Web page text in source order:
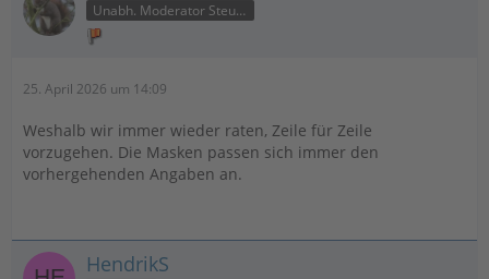
Unabh. Moderator Steuer
25. April 2026 um 14:09
Weshalb wir immer wieder raten, Zeile für Zeile
vorzugehen. Die Masken passen sich immer den
vorhergehenden Angaben an.
HendrikS